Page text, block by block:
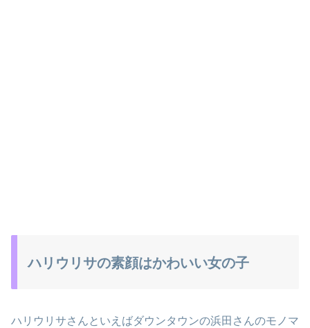
ハリウリサの素顔はかわいい女の子
ハリウリサさんといえばダウンタウンの浜田さんのモノマ